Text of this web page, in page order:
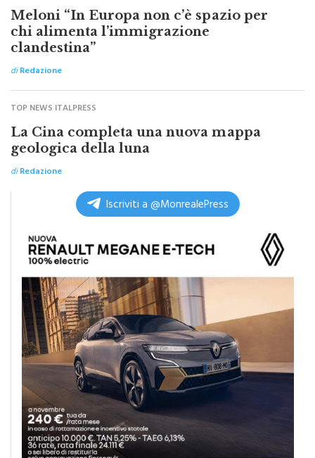
chi alimenta l’immigrazione
clandestina”
diRedazione
TOP NEWS ITALPRESS
La Cina completa una nuova mappa
geologica della luna
diRedazione
Iscriviti a @MonrealePress